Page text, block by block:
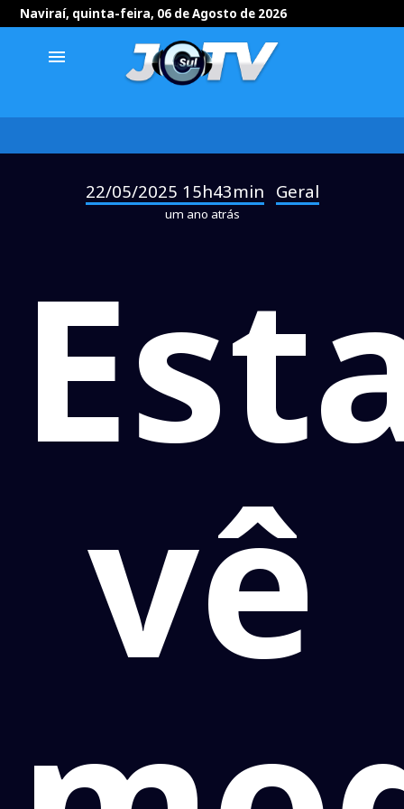
Naviraí, quinta-feira, 06 de Agosto de 2026
menu
22/05/2025 15h43min Geral
um ano atrás
vê